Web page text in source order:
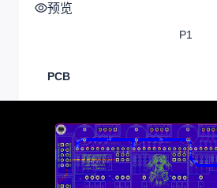
预览
P1
PCB